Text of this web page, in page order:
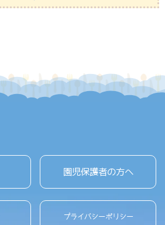
園児保護者の方へ
プライバシーポリシー